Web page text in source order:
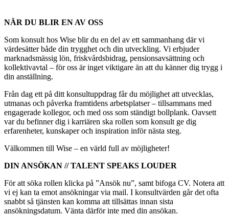
NÄR DU BLIR EN AV OSS
Som konsult hos Wise blir du en del av ett sammanhang där vi
värdesätter både din trygghet och din utveckling. Vi erbjuder
marknadsmässig lön, friskvårdsbidrag, pensionsavsättning och
kollektivavtal – för oss är inget viktigare än att du känner dig trygg i
din anställning.
Från dag ett på ditt konsultuppdrag får du möjlighet att utvecklas,
utmanas och påverka framtidens arbetsplatser – tillsammans med
engagerade kollegor, och med oss som ständigt bollplank. Oavsett
var du befinner dig i karriären ska rollen som konsult ge dig
erfarenheter, kunskaper och inspiration inför nästa steg.
Välkommen till Wise – en värld full av möjligheter!
DIN ANSÖKAN // TALENT SPEAKS LOUDER
För att söka rollen klicka på ”Ansök nu”, samt bifoga CV. Notera att
vi ej kan ta emot ansökningar via mail. I konsultvärden går det ofta
snabbt så tjänsten kan komma att tillsättas innan sista
ansökningsdatum. Vänta därför inte med din ansökan.